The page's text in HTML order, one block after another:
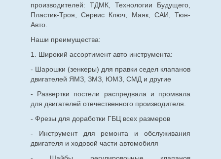
производителей: ТДМК, Технологии Будущего,
Пластик-Троя, Сервис Ключ, Маяк, САИ, Тюн-
Авто.
Наши преимущества:
1. Широкий ассортимент авто инструмента:
- Шарошки (зенкеры) для правки седел клапанов
двигателей ЯМЗ, ЗМЗ, ЮМЗ, СМД и другие
- Развертки постели распредвала и промвала
для двигателей отечественного производителя.
- Фрезы для доработки ГБЦ всех размеров
- Инструмент для ремонта и обслуживания
двигателя и ходовой части автомобиля